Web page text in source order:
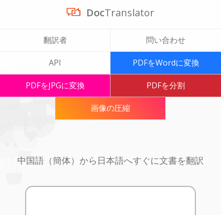
DocTranslator
翻訳者 問い合わせ
API PDFをWordに変換
PDFをJPGに変換 PDFを分割
画像の圧縮
中国語（簡体）から日本語へすぐに文書を翻訳